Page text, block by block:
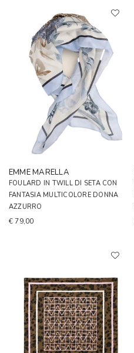
EMME MARELLA
FOULARD IN TWILL DI SETA CON
FANTASIA MULTICOLORE DONNA
AZZURRO
€ 79,00